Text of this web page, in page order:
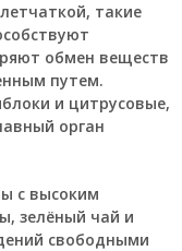
такие
обмен веществ
путем.
и цитрусовые,
орган
с высоким
зелёный чай и
свободными